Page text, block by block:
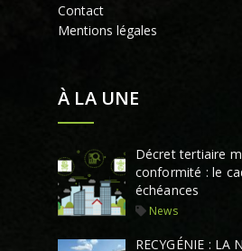
Contact
Mentions légales
À LA UNE
Décret tertiaire
conformité : le
échéances
News
RECYGÉNIE : LA